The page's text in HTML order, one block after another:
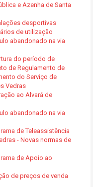
e Azenha de Santa
desportivas
de utilização
abandonado na via
do período de
de Regulamento de
do Serviço de
Vedras
ao Alvará de
abandonado na via
de Teleassistência
- Novas normas de
de Apoio ao
de preços de venda